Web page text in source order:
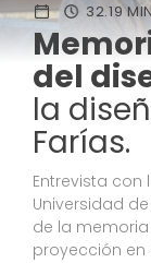
32.19
del
la
Farías.
Entrevista
Universidad
de la
proyección